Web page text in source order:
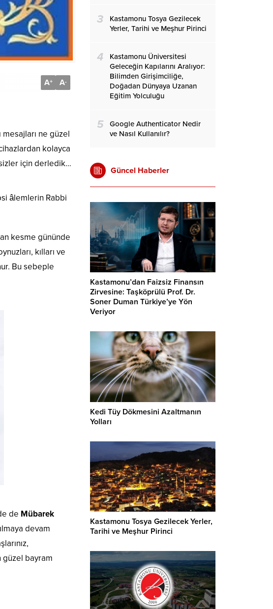
A+ A-
mesajları ne güzel
kolayca
için derledik…
âlemlerin Rabbi
kesme gününde
kılları ve
Bu sebeple
de Mübarek
devam
güzel bayram
3
Kastamonu Tosya Gezilecek
Yerler, Tarihi ve Meşhur Pirinci
4
Kastamonu Üniversitesi
Geleceğin Kapılarını Aralıyor:
Bilimden Girişimciliğe,
Doğadan Dünyaya Uzanan
Eğitim Yolculuğu
5
Google Authenticator Nedir
ve Nasıl Kullanılır?
Güncel Haberler
Kastamonu’dan Faizsiz Finansın
Zirvesine: Taşköprülü Prof. Dr.
Soner Duman Türkiye’ye Yön
Veriyor
Kedi Tüy Dökmesini Azaltmanın
Yolları
Kastamonu Tosya Gezilecek Yerler,
Tarihi ve Meşhur Pirinci